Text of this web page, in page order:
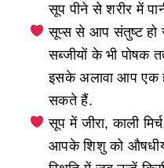
सूप पीने से शरीर में
सूप्स से आप संतुष्ट
सब्जीयों के भी पोषक
इसके अलावा आप एक
सकते हैं.
सूप में जीरा, काली
आपके शिशु को